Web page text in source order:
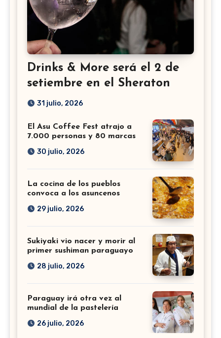
Drinks & More será el 2 de
setiembre en el Sheraton
31 julio, 2026
El Asu Coffee Fest atrajo a
7.000 personas y 80 marcas
30 julio, 2026
La cocina de los pueblos
convoca a los asuncenos
29 julio, 2026
Sukiyaki vio nacer y morir al
primer sushiman paraguayo
28 julio, 2026
Paraguay irá otra vez al
mundial de la pastelería
26 julio, 2026